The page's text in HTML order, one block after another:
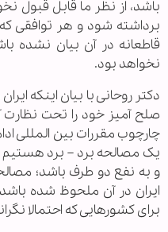
باشد، از نظر ما قابل قبول
برداشته شود و هر توافقی
قاطعانه در آن بیان نشده
نخواهد بود.
دکتر روحانی با بیان اینکه
صلح آمیز خود را تحت نظارت
چارچوب مقررات بین المللی
یک مصالحه برد – برد
و به نفع دو طرف باشد؛
ایران در آن ملحوظ شده
برای کشورهایی که احتمالا